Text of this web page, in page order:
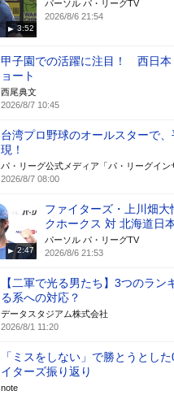
3:52
パーソル パ・リーグTV
2026/8/6 21:54
甲子園での活躍に注目！ 西日本
ョート
西尾典文
2026/8/7 10:45
台湾プロ野球のオールスターで
現！
パ・リーグ公式メディア「パ・リーグイン
2026/8/7 08:00
2:47
ファイターズ・上川畑
クホークス 対 北海道日
パーソル パ・リーグTV
2026/8/6 21:53
【二軍で光る男たち】3つのラ
る系への対応？
データスタジアム株式会社
2026/8/1 11:20
「ミスをしない」で勝とうとし
イターズ振り返り
note